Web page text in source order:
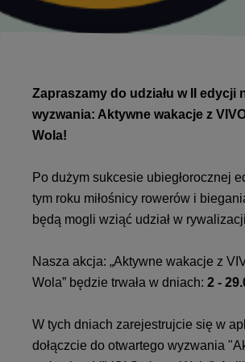
Zapraszamy do udziału w II edycji
wyzwania: Aktywne wakacje z
Wola!
Po dużym sukcesie ubiegłorocznej
tym roku miłośnicy rowerów i
będą mogli wziąć udział w
Nasza akcja: „Aktywne wakacje z
Wola” będzie trwała w dniach: 2 -
W tych dniach zarejestrujcie się w
dołączcie do otwartego wyzwania